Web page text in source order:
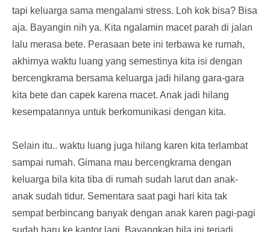
tapi keluarga sama mengalami stress. Loh kok bisa? Bisa
aja. Bayangin nih ya. Kita ngalamin macet parah di jalan
lalu merasa bete. Perasaan bete ini terbawa ke rumah,
akhirnya waktu luang yang semestinya kita isi dengan
bercengkrama bersama keluarga jadi hilang gara-gara
kita bete dan capek karena macet. Anak jadi hilang
kesempatannya untuk berkomunikasi dengan kita.
Selain itu.. waktu luang juga hilang karen kita terlambat
sampai rumah. Gimana mau bercengkrama dengan
keluarga bila kita tiba di rumah sudah larut dan anak-
anak sudah tidur. Sementara saat pagi hari kita tak
sempat berbincang banyak dengan anak karen pagi-pagi